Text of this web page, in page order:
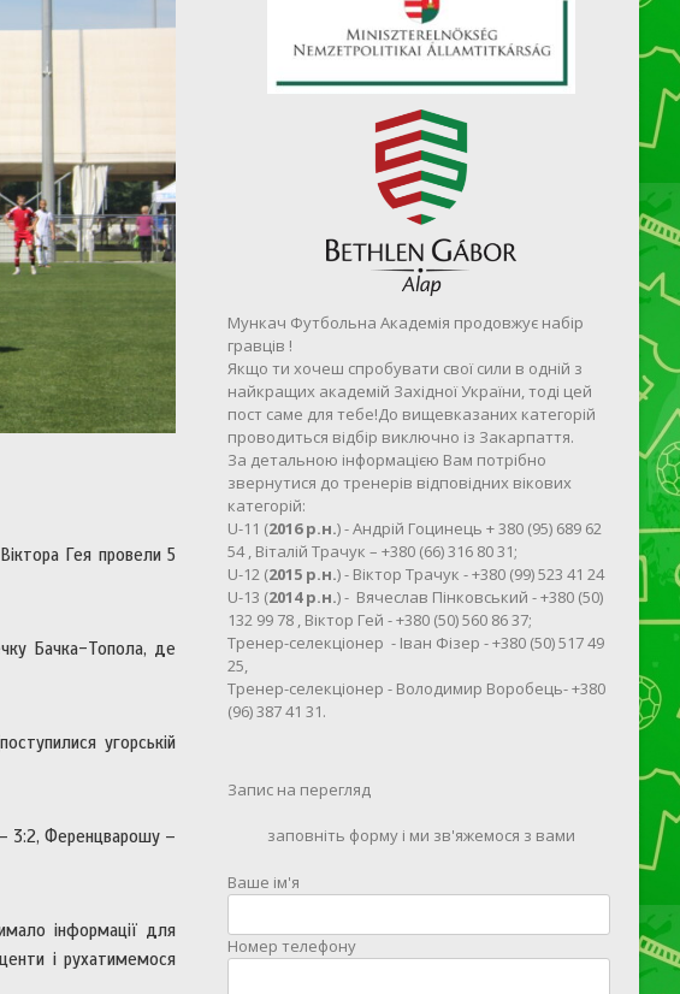
Гея провели 5
Бачка-Топола, де
угорській
3:2, Ференцварошу –
інформації для
і рухатимемося
Мункач Футбольна Академія продовжує набір
гравців !
Якщо ти хочеш спробувати свої сили в одній з
найкращих академій Західної України, тоді цей
пост саме для тебе!До вищевказаних категорій
проводиться відбір виключно із Закарпаття.
За детальною інформацією Вам потрібно
звернутися до тренерів відповідних вікових
категорій:
U-11 (2016 р.н.) - Андрій Гоцинець + 380 (95) 689 62
54 , Віталій Трачук – +380 (66) 316 80 31;
U-12 (2015 р.н.) - Віктор Трачук - +380 (99) 523 41 24
U-13 (2014 р.н.) - Вячеслав Пінковський - +380 (50)
132 99 78 , Віктор Гей - +380 (50) 560 86 37;
Тренер-селекціонер - Іван Фізер - +380 (50) 517 49
25,
Тренер-селекціонер - Володимир Воробець- +380
(96) 387 41 31.
Запис на перегляд
заповніть форму і ми зв'яжемося з вами
Ваше ім'я
Номер телефону